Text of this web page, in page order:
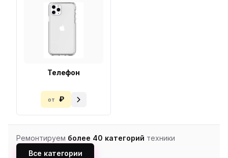
Телефон
от ₽
Ремонтируем более 40 категорий техники
Все категории